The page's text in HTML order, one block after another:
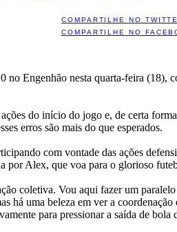
COMPARTILHE NO
COMPARTILHE NO
no Engenhão nesta quarta-feira
do início do jogo e, de certa
erros são mais do que esperados.
com vontade das ações
por Alex, que voa para o glorioso
coletiva. Vou aqui fazer um
há uma beleza em ver a
para pressionar a saída de bola